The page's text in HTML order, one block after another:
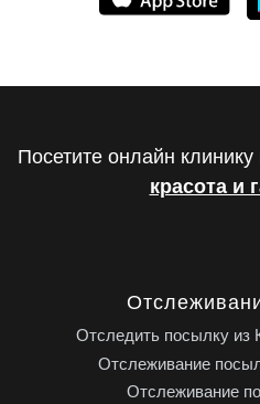
Посетите онлайн клинику
красота и
Отследить посылку из
Отслеживание
Отслеживание